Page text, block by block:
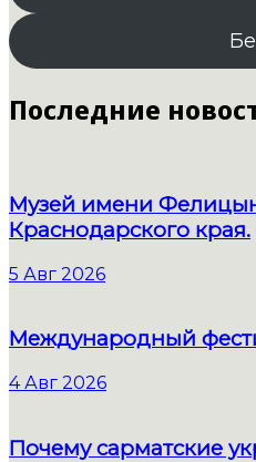
Последние
Музей имени
Краснодарского края.
5 Авг 2026
Международный
4 Авг 2026
Почему сарматские